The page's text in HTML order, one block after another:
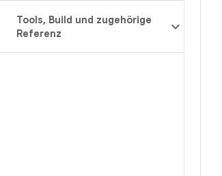
Tools, Build und zugehörige
Referenz